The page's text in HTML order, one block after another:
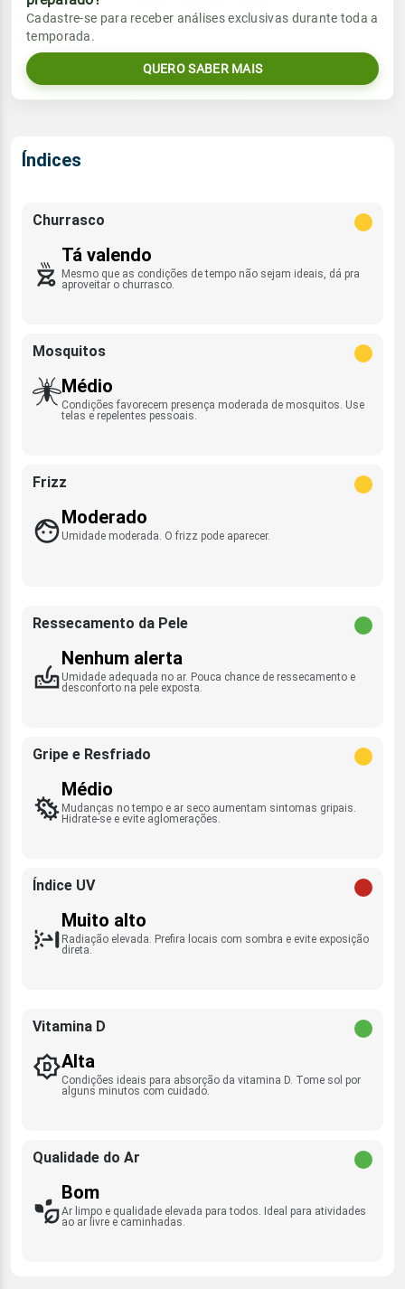
Umidade do ar
56% 96%
Rajada de vento
Sol
05:34h às 17:26h
Lua
Chuva
0.0mm
Umidade do ar
Vento
SE - 17km/h
Rajada de vento
Sol
Cadastre-se para receber análises exclusivas durante toda a
temporada.
QUERO SABER MAIS
Índices
Churrasco
Tá valendo
Mesmo que as condições de tempo não sejam ideais, dá pra
aproveitar o churrasco.
Mosquitos
Médio
Condições favorecem presença moderada de mosquitos. Use
telas e repelentes pessoais.
Frizz
Moderado
Umidade moderada. O frizz pode aparecer.
Ressecamento da Pele
Nenhum alerta
Umidade adequada no ar. Pouca chance de ressecamento e
desconforto na pele exposta.
Gripe e Resfriado
Médio
Mudanças no tempo e ar seco aumentam sintomas gripais.
Hidrate-se e evite aglomerações.
Índice UV
Muito alto
Radiação elevada. Prefira locais com sombra e evite exposição
direta.
Vitamina D
Alta
Condições ideais para absorção da vitamina D. Tome sol por
alguns minutos com cuidado.
Qualidade do Ar
Bom
Ar limpo e qualidade elevada para todos. Ideal para atividades
ao ar livre e caminhadas.